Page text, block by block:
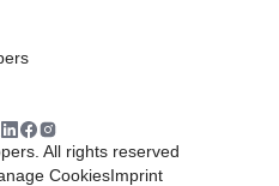
All rights reserved
CookiesImprint